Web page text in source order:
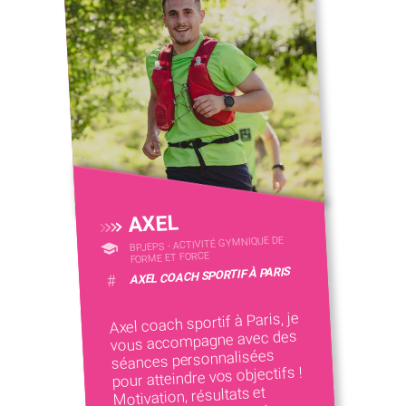
AXEL
BPJEPS - ACTIVITÉ GYMNIQUE DE
FORME ET FORCE
# AXEL COACH SPORTIF À PARIS
Axel coach sportif à Paris, je
vous accompagne avec des
séances personnalisées
pour atteindre vos objectifs !
Motivation, résultats et